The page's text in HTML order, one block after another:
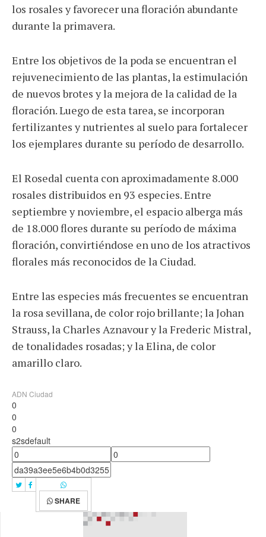
los rosales y favorecer una floración abundante
durante la primavera.
Entre los objetivos de la poda se encuentran el
rejuvenecimiento de las plantas, la estimulación
de nuevos brotes y la mejora de la calidad de la
floración. Luego de esta tarea, se incorporan
fertilizantes y nutrientes al suelo para fortalecer
los ejemplares durante su período de desarrollo.
El Rosedal cuenta con aproximadamente 8.000
rosales distribuidos en 93 especies. Entre
septiembre y noviembre, el espacio alberga más
de 18.000 flores durante su período de máxima
floración, convirtiéndose en uno de los atractivos
florales más reconocidos de la Ciudad.
Entre las especies más frecuentes se encuentran
la rosa sevillana, de color rojo brillante; la Johan
Strauss, la Charles Aznavour y la Frederic Mistral,
de tonalidades rosadas; y la Elina, de color
amarillo claro.
ADN Ciudad
0
0
0
s2sdefault
SHARE